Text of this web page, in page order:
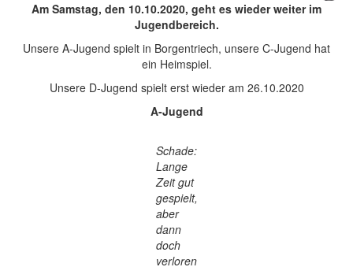
Am Samstag, den 10.10.2020, geht es wieder weiter im
Jugendbereich.
Unsere A-Jugend spielt in Borgentriech, unsere C-Jugend hat
ein Heimspiel.
Unsere D-Jugend spielt erst wieder am 26.10.2020
A-Jugend
Schade:
Lange
Zeit gut
gespielt,
aber
dann
doch
verloren